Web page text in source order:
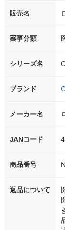
販売名
薬事分類
シリーズ名
ブランド
メーカー名
JANコード
商品番号
返品について